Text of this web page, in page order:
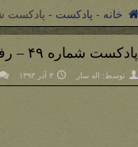
خانه - پادکست - پادکست شماره ۴۹ –
پادکست شماره ۴۹ – رفتیم…و رسیدیم!
توسط: اله سار ۳ آذر ۱۳۹۳